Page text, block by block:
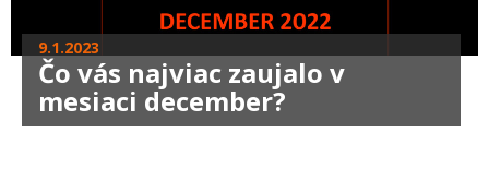
9.1.2023
Čo vás najviac zaujalo v
mesiaci december?